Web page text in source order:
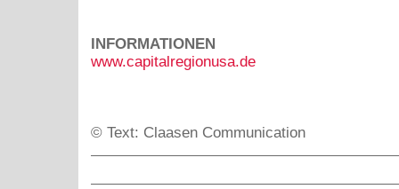
INFORMATIONEN
www.capitalregionusa.de
© Text: Claasen Communication